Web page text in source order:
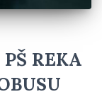
REKA